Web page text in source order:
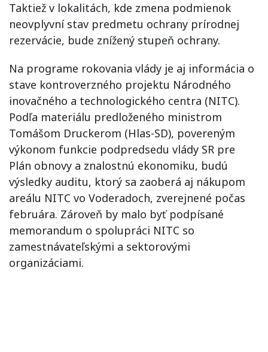
Taktiež v lokalitách, kde zmena podmienok
neovplyvní stav predmetu ochrany prírodnej
rezervácie, bude znížený stupeň ochrany.
Na programe rokovania vlády je aj informácia o
stave kontroverzného projektu Národného
inovačného a technologického centra (NITC).
Podľa materiálu predloženého ministrom
Tomášom Druckerom (Hlas-SD), povereným
výkonom funkcie podpredsedu vlády SR pre
Plán obnovy a znalostnú ekonomiku, budú
výsledky auditu, ktorý sa zaoberá aj nákupom
areálu NITC vo Voderadoch, zverejnené počas
februára. Zároveň by malo byť podpísané
memorandum o spolupráci NITC so
zamestnávateľskými a sektorovými
organizáciami.